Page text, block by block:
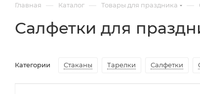
Главная — Каталог — Товары для праздника —
Салфетки для
Категории Стаканы Тарелки Салфетки